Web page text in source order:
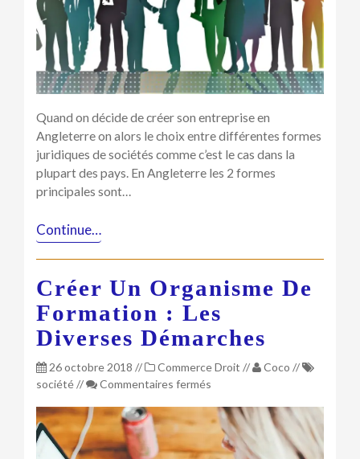
types
de
sociétés
anglaises
?
Quand on décide de créer son entreprise en
Angleterre on alors le choix entre différentes formes
juridiques de sociétés comme c’est le cas dans la
plupart des pays. En Angleterre les 2 formes
principales sont…
Continue…
Créer Un Organisme De
Formation : Les
Diverses Démarches
26 octobre 2018 // CommerceDroit // Coco //
société// Commentaires fermés
un
organisme
de